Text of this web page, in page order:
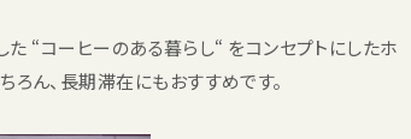
“コーヒーのある暮らし“ をコンセプトにしたホ
ん、長期滞在にもおすすめです。